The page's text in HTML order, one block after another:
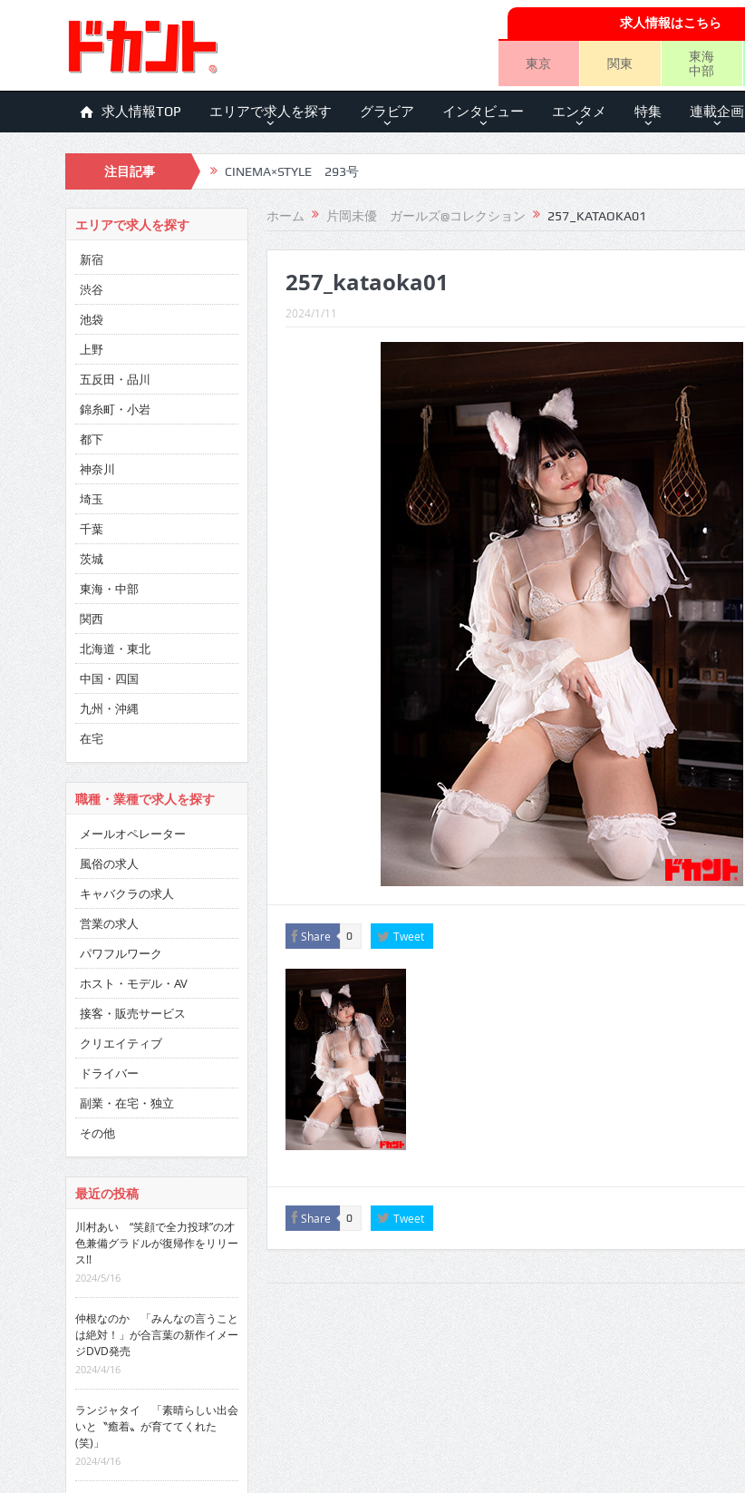
求人情報はこちら
東京 関東
東海
中部
求人情報TOP エリアで求人を探す グラビア インタビュー エンタメ 特集 連載企画
注目記事 CINEMA×STYLE 293号
CINEMA×STYLE 292号
CINEMA×STYLE 291号
CINEMA×STYLE 290号
CINEMA×STYLE 289号
CINEMA×STYLE 288号
CINEMA×STYLE 286号
CINEMA×STYLE 285号
CINEMA×STYLE 294号
ホーム 片岡未優 ガールズ@コレクション 257_KATAOKA01
257_kataoka01
2024/1/11
Share 0 Tweet
Share 0 Tweet
エリアで求人を探す
新宿
渋谷
池袋
上野
五反田・品川
錦糸町・小岩
都下
神奈川
埼玉
千葉
茨城
東海・中部
関西
北海道・東北
中国・四国
九州・沖縄
在宅
職種・業種で求人を探す
メールオペレーター
風俗の求人
キャバクラの求人
営業の求人
パワフルワーク
ホスト・モデル・AV
接客・販売サービス
クリエイティブ
ドライバー
副業・在宅・独立
その他
最近の投稿
川村あい “笑顔で全力投球”の才
色兼備グラドルが復帰作をリリー
ス!!
2024/5/16
仲根なのか 「みんなの言うこと
は絶対！」が合言葉の新作イメー
ジDVD発売
2024/4/16
ランジャタイ 「素晴らしい出会
いと〝癒着〟が育ててくれた
(笑)」
2024/4/16